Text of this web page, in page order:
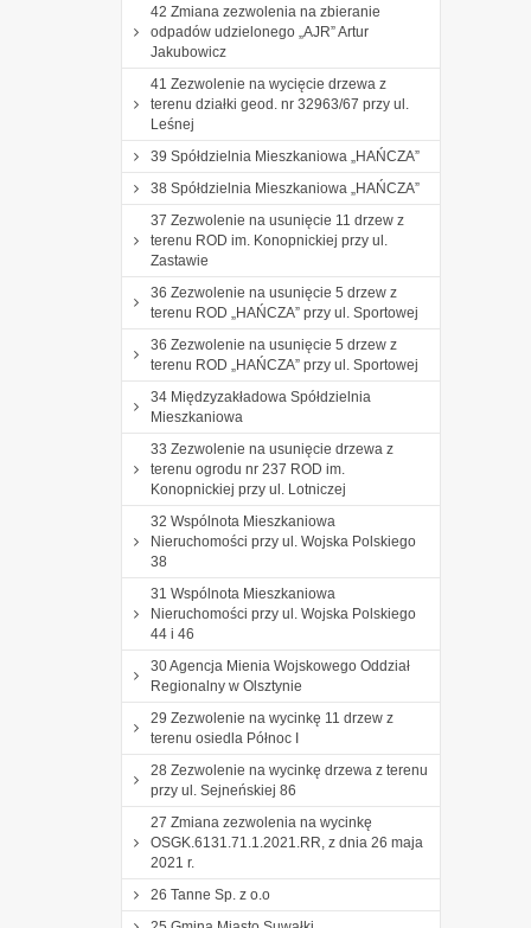
42 Zmiana zezwolenia na zbieranie
odpadów udzielonego „AJR” Artur
Jakubowicz
41 Zezwolenie na wycięcie drzewa z
terenu działki geod. nr 32963/67 przy ul.
Leśnej
39 Spółdzielnia Mieszkaniowa „HAŃCZA”
38 Spółdzielnia Mieszkaniowa „HAŃCZA”
37 Zezwolenie na usunięcie 11 drzew z
terenu ROD im. Konopnickiej przy ul.
Zastawie
36 Zezwolenie na usunięcie 5 drzew z
terenu ROD „HAŃCZA” przy ul. Sportowej
36 Zezwolenie na usunięcie 5 drzew z
terenu ROD „HAŃCZA” przy ul. Sportowej
34 Międzyzakładowa Spółdzielnia
Mieszkaniowa
33 Zezwolenie na usunięcie drzewa z
terenu ogrodu nr 237 ROD im.
Konopnickiej przy ul. Lotniczej
32 Wspólnota Mieszkaniowa
Nieruchomości przy ul. Wojska Polskiego
38
31 Wspólnota Mieszkaniowa
Nieruchomości przy ul. Wojska Polskiego
44 i 46
30 Agencja Mienia Wojskowego Oddział
Regionalny w Olsztynie
29 Zezwolenie na wycinkę 11 drzew z
terenu osiedla Północ I
28 Zezwolenie na wycinkę drzewa z terenu
przy ul. Sejneńskiej 86
27 Zmiana zezwolenia na wycinkę
OSGK.6131.71.1.2021.RR, z dnia 26 maja
2021 r.
26 Tanne Sp. z o.o